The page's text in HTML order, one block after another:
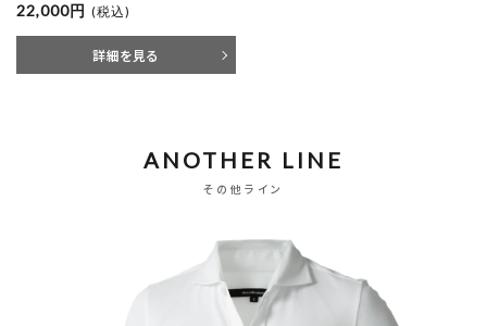
22,000円 (税込)
詳細を見る
ANOTHER LINE
その他ライン